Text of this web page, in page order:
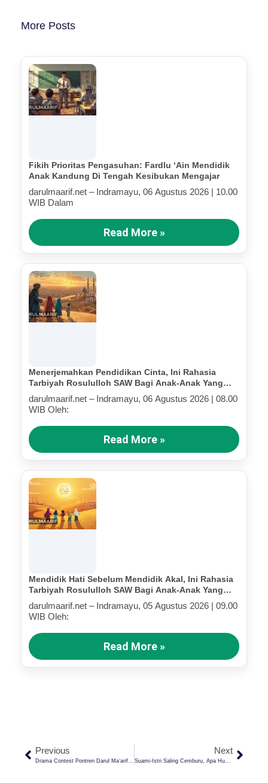
More Posts
Fikih Prioritas Pengasuhan: Fardlu ‘Ain Mendidik
Anak Kandung Di Tengah Kesibukan Mengajar
darulmaarif.net – Indramayu, 06 Agustus 2026 | 10.00
WIB Dalam
Read More »
Menerjemahkan Pendidikan Cinta, Ini Rahasia
Tarbiyah Rosululloh SAW Bagi Anak-Anak Yang
Terluka (Bagian IV)
darulmaarif.net – Indramayu, 06 Agustus 2026 | 08.00
WIB Oleh:
Read More »
Mendidik Hati Sebelum Mendidik Akal, Ini Rahasia
Tarbiyah Rosululloh SAW Bagi Anak-Anak Yang
Terluka (Bagian III)
darulmaarif.net – Indramayu, 05 Agustus 2026 | 09.00
WIB Oleh:
Read More »
Previous
Drama Contest Pontren Darul Ma’arif, Tingkatkan Kreatifitas Bahasa Santri
Next
Suami-Istri Saling Cemburu, Apa Hukumnya?